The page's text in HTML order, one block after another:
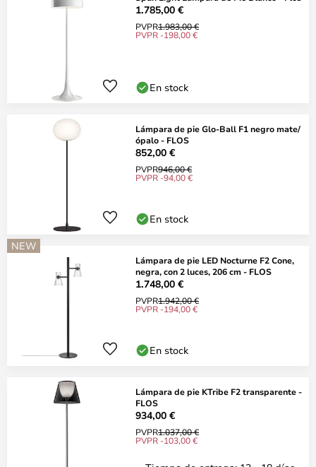
1.785,00 €
PVPR1.983,00 €
PVPR -198,00 €
En stock
Lámpara de pie Glo-Ball F1 negro mate/
ópalo - FLOS
852,00 €
PVPR946,00 €
PVPR -94,00 €
En stock
NEW
Lámpara de pie LED Nocturne F2 Cone,
negra, con 2 luces, 206 cm - FLOS
1.748,00 €
PVPR1.942,00 €
PVPR -194,00 €
En stock
Lámpara de pie KTribe F2 transparente -
FLOS
934,00 €
PVPR1.037,00 €
PVPR -103,00 €